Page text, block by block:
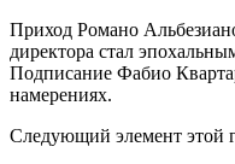
Приход Романо
директора стал
Подписание Фабио
намерениях.
Следующий элемент этой